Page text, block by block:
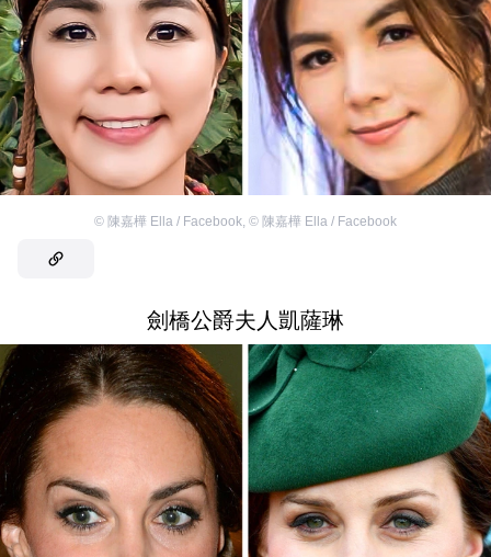
© 陳嘉樺 Ella / Facebook, © 陳嘉樺 Ella / Facebook
劍橋公爵夫人凱薩琳